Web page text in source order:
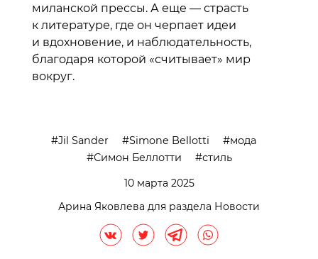
миланской прессы. А еще — страсть
к литературе, где он черпает идеи
и вдохновение, и наблюдательность,
благодаря которой «считывает» мир
вокруг.
Jil Sander Simone Bellotti
мода
Симон Беллотти
стиль
10 марта 2025
Арина Яковлева для раздела Новости